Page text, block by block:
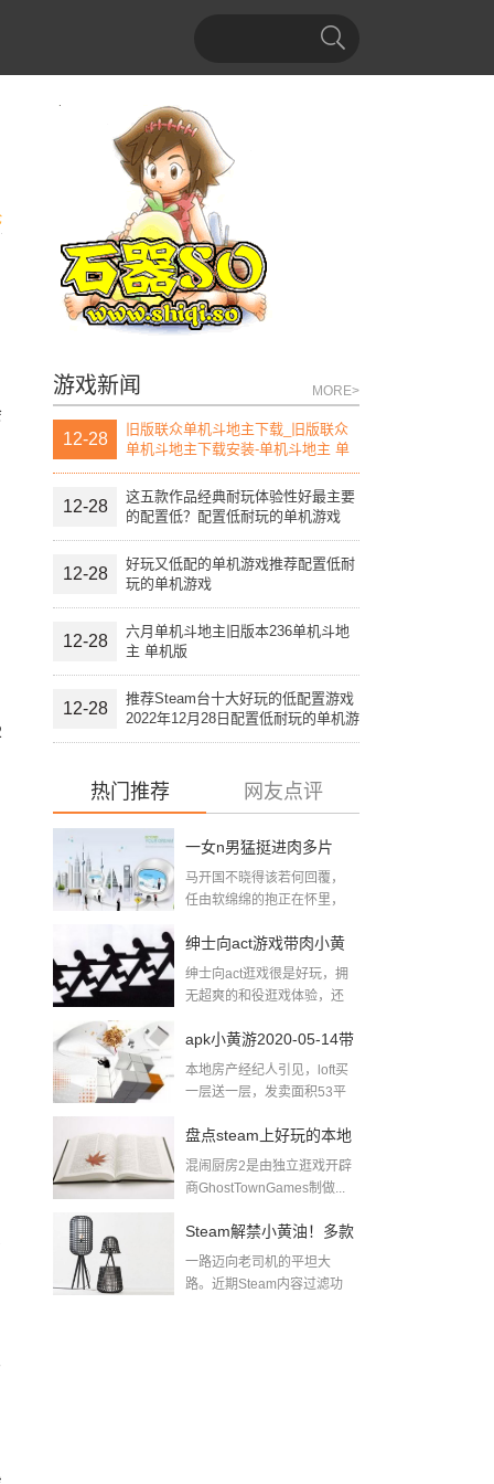
游戏新闻 MORE>
12-28
旧版联众单机斗地主下载_旧版联众
单机斗地主下载安装-单机斗地主 单
机版
12-28
这五款作品经典耐玩体验性好最主要
的配置低？配置低耐玩的单机游戏
12-28
好玩又低配的单机游戏推荐配置低耐
玩的单机游戏
12-28
六月单机斗地主旧版本236单机斗地
主 单机版
12-28
推荐Steam台十大好玩的低配置游戏
2022年12月28日配置低耐玩的单机游
戏
热门推荐 网友点评
一女n男猛挺进肉多片
段：大尺寸的小黄说说
马开国不晓得该若何回覆，
任由软绵绵的抱正在怀里，
绅士向act游戏带肉小黄
游下载
绅士向act逛戏很是好玩，拥
无超爽的和役逛戏体验，还
apk小黄游2020-05-14带
肉小黄游下载
本地房产经纪人引见，loft买
一层送一层，发卖面积53平
盘点steam上好玩的本地
多人游戏pc同屏双人游
混闹厨房2是由独立逛戏开辟
商GhostTownGames制做...
Steam解禁小黄油！多款
游戏迅速推出无和谐更
一路迈向老司机的平坦大
路。近期Steam内容过滤功